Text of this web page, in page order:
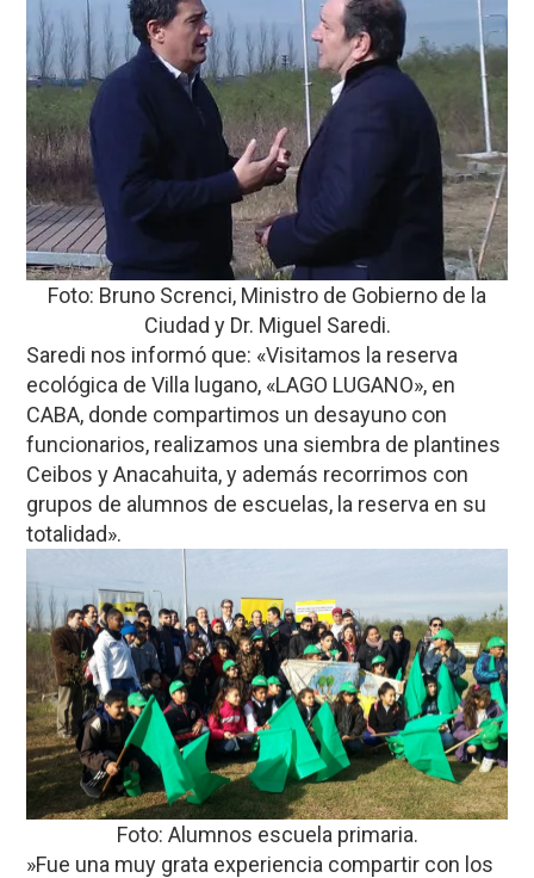
Foto: Bruno Screnci, Ministro de Gobierno de la
Ciudad y Dr. Miguel Saredi.
Saredi nos informó que: «Visitamos la reserva
ecológica de Villa lugano, «LAGO LUGANO», en
CABA, donde compartimos un desayuno con
funcionarios, realizamos una siembra de plantines
Ceibos y Anacahuita, y además recorrimos con
grupos de alumnos de escuelas, la reserva en su
totalidad».
Foto: Alumnos escuela primaria.
​»Fue una muy grata experiencia compartir con los